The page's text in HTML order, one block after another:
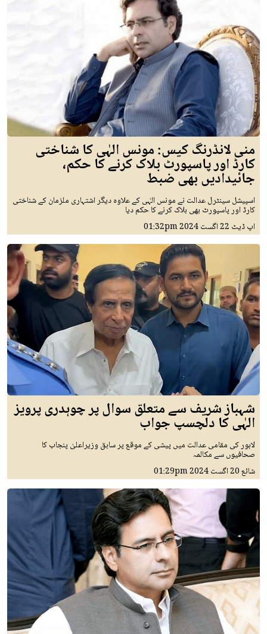
منی لانڈرنگ کیس: مونس الہٰی کا شناختی
کارڈ اور پاسپورٹ بلاک کرنے کا حکم،
جائیدادیں بھی ضبط
اسپیشل سینٹرل عدالت نے مونس الہٰی کے علاوہ دیگر اشتہاری ملزمان کے شناختی
کارڈ اور پاسپورٹ بھی بلاک کرنے کا حکم دیا
اپ ڈیٹ 22 اگست 2024 01:32pm
شہباز شریف سے متعلق سوال پر چوہدری پرویز
الہٰی کا دلچسپ جواب
لاہور کی مقامی عدالت میں پیشی کے موقع پر سابق وزیراعلیٰ پنجاب کا
صحافیوں سے مکالمہ
شائع20 اگست 2024 01:29pm